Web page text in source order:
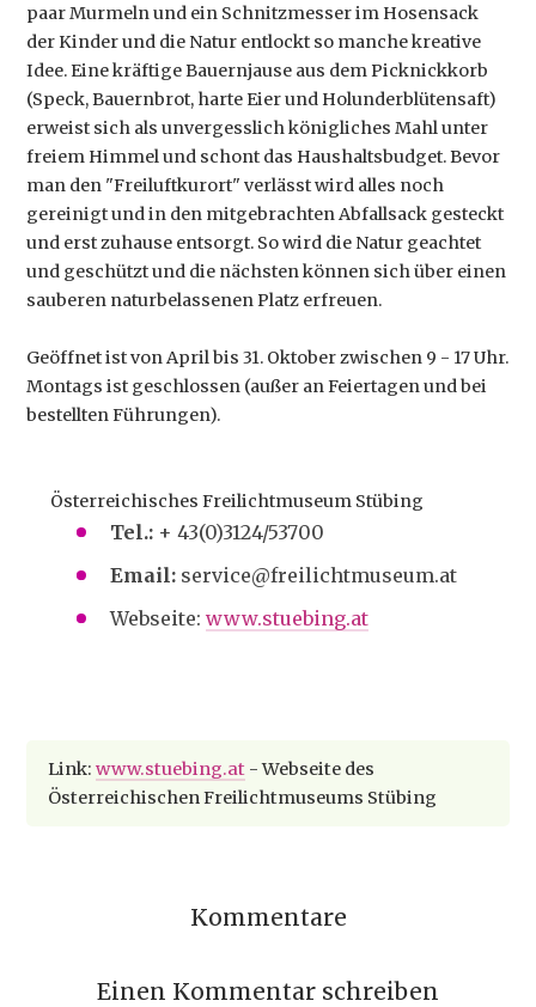
paar Murmeln und ein Schnitzmesser im Hosensack
der Kinder und die Natur entlockt so manche kreative
Idee. Eine kräftige Bauernjause aus dem Picknickkorb
(Speck, Bauernbrot, harte Eier und Holunderblütensaft)
erweist sich als unvergesslich königliches Mahl unter
freiem Himmel und schont das Haushaltsbudget. Bevor
man den "Freiluftkurort" verlässt wird alles noch
gereinigt und in den mitgebrachten Abfallsack gesteckt
und erst zuhause entsorgt. So wird die Natur geachtet
und geschützt und die nächsten können sich über einen
sauberen naturbelassenen Platz erfreuen.
Geöffnet ist von April bis 31. Oktober zwischen 9 - 17 Uhr.
Montags ist geschlossen (außer an Feiertagen und bei
bestellten Führungen).
Österreichisches Freilichtmuseum Stübing
Tel.: + 43(0)3124/53700
Email: service@freilichtmuseum.at
Webseite:www.stuebing.at
Link:www.stuebing.at - Webseite des
Österreichischen Freilichtmuseums Stübing
Kommentare
Einen Kommentar schreiben